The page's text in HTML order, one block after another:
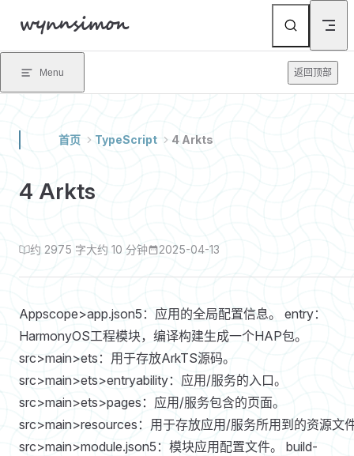
Skip to content
wynnsimon
Menu 返回顶部
首页 TypeScript 4 Arkts
4 Arkts
约 2975 字大约 10 分钟 2025-04-13
Appscope>app.json5：应用的全局配置信息。 entry：
HarmonyOS工程模块，编译构建生成一个HAP包。
src>main>ets：用于存放ArkTS源码。
src>main>ets>entryability：应用/服务的入口。
src>main>ets>pages：应用/服务包含的页面。
src>main>resources：用于存放应用/服务所用到的资源文
src>main>module.json5：模块应用配置文件。 build-